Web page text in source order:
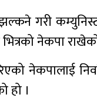
झल्कने गरी
नेकपा
नेकपालाई
हो ।